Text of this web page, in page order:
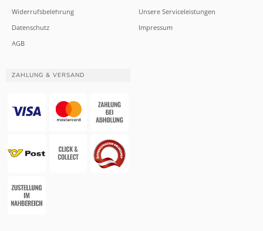
Widerrufsbelehrung
Datenschutz
AGB
Unsere Serviceleistungen
Impressum
ZAHLUNG & VERSAND